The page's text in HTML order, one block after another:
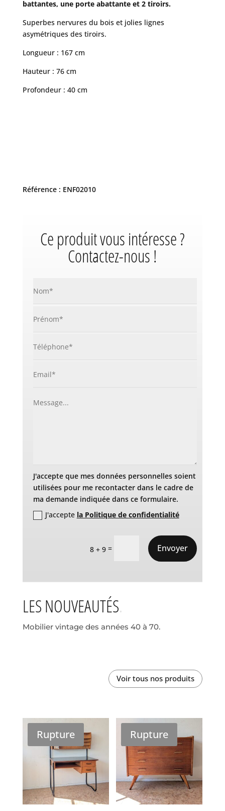
battantes, une porte abattante et 2 tiroirs.
Superbes nervures du bois et jolies lignes
asymétriques des tiroirs.
Longueur : 167 cm
Hauteur : 76 cm
Profondeur : 40 cm
Référence : ENF02010
Ce produit vous intéresse ?
Contactez-nous !
J'accepte que mes données personnelles soient
utilisées pour me recontacter dans le cadre de
ma demande indiquée dans ce formulaire.
J'accepte la Politique de confidentialité
8 + 9 = Envoyer
LES NOUVEAUTÉS
Mobilier vintage des années 40 à 70.
Voir tous nos produits
Rupture Rupture